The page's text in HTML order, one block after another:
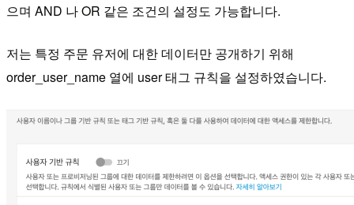
으며 AND 나 OR 같은 조건의 설정도 가능합니다.
저는 특정 주문 유저에 대한 데이터만 공개하기 위해
order_user_name 열에 user 태그 규칙을 설정하였습니다.